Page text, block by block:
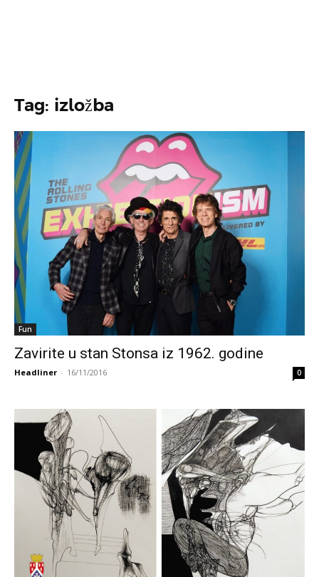
Tag: izložba
Fun
Zavirite u stan Stonsa iz 1962. godine
Headliner - 16/11/2016 0